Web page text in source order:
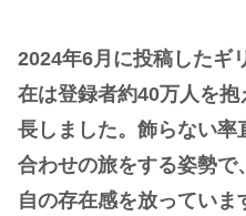
2024年6月に投稿したギ
在は登録者約40万人を
長しました。飾らない率
合わせの旅をする姿勢で
自の存在感を放っていま